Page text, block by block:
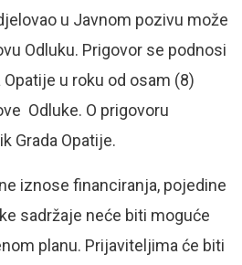
u Javnom pozivu može
Odluku. Prigovor se podnosi
Opatije u roku od osam (8)
Odluke. O prigovoru
Grada Opatije.
iznose financiranja, pojedine
sadržaje neće biti moguće
planu. Prijaviteljima će biti